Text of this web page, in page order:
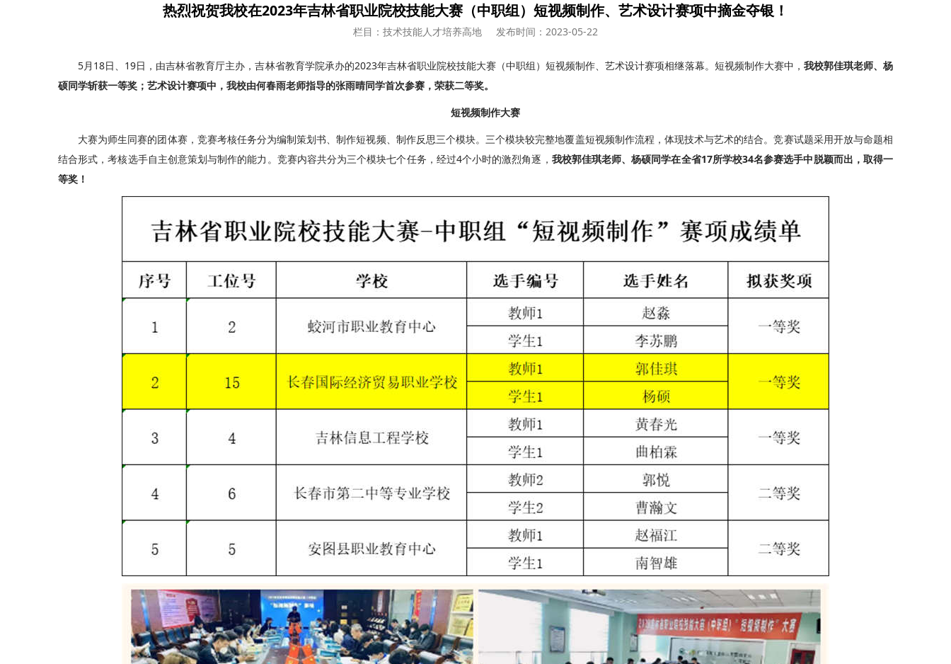
热烈祝贺我校在2023年吉林省职业院校技能大赛（中职组）短视频制作、艺术设计赛项中摘金夺银！
栏目：技术技能人才培养高地 发布时间：2023-05-22
5月18日、19日，由吉林省教育厅主办，吉林省教育学院承办的2023年吉林省职业院校技能大赛（中职组）短视频制作、艺术设计赛项相继落幕。短视频制作大赛中， 我校郭佳琪老师、杨
硕同学斩获一等奖；艺术设计赛项中，我校由何春雨老师指导的张雨晴同学首次参赛，荣获二等奖。
短视频制作大赛
大赛为师生同赛的团体赛，竞赛考核任务分为编制策划书、制作短视频、制作反思三个模块。三个模块较完整地覆盖短视频制作流程，体现技术与艺术的结合。竞赛试题采用开放与命题相
结合形式，考核选手自主创意策划与制作的能力。竞赛内容共分为三个模块七个任务，经过4个小时的激烈角逐， 我校郭佳琪老师、杨硕同学在全省17所学校34名参赛选手中脱颖而出，取得一
等奖！